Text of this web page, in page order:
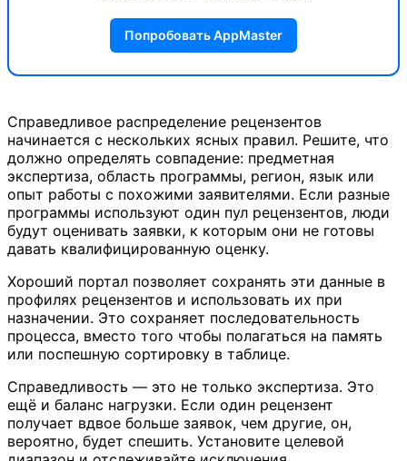
Попробовать AppMaster
Справедливое распределение рецензентов
начинается с нескольких ясных правил. Решите, что
должно определять совпадение: предметная
экспертиза, область программы, регион, язык или
опыт работы с похожими заявителями. Если разные
программы используют один пул рецензентов, люди
будут оценивать заявки, к которым они не готовы
давать квалифицированную оценку.
Хороший портал позволяет сохранять эти данные в
профилях рецензентов и использовать их при
назначении. Это сохраняет последовательность
процесса, вместо того чтобы полагаться на память
или поспешную сортировку в таблице.
Справедливость — это не только экспертиза. Это
ещё и баланс нагрузки. Если один рецензент
получает вдвое больше заявок, чем другие, он,
вероятно, будет спешить. Установите целевой